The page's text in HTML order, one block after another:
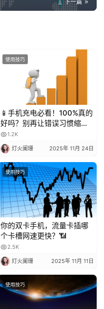
下一篇
使用技巧
📱手机充电必看！100%真的
好吗？别再让错误习惯缩短
电池寿命！
1.2K
灯火阑珊 2025年 11月 24日
使用技巧
你的双卡手机，流量卡插哪
个卡槽网速更快？📶
2.5K
灯火阑珊 2025年 11月 11日
使用技巧